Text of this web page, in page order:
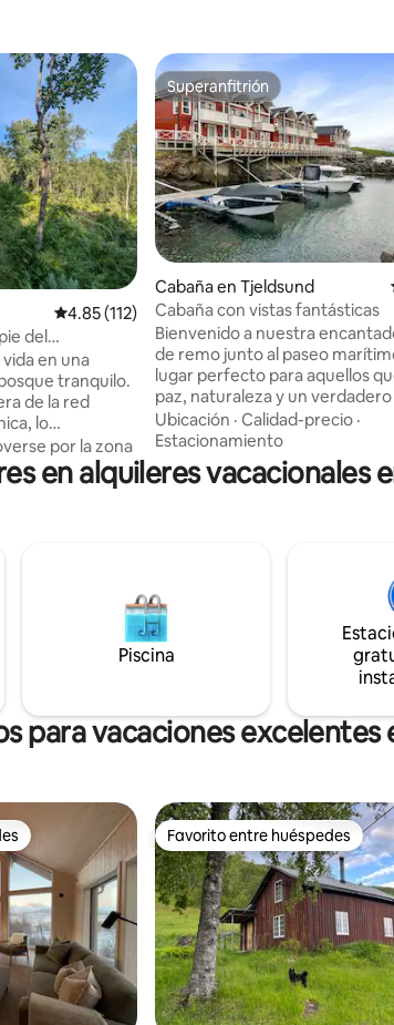
Calificación promedio: 4.85 de 5, 112 reseñas
4.85 (112)
del
en una
tranquilo.
de la red
lo
como para
del
24/7 cerca para
y carga
por la zona
Superanfitrión
Superanfitrión
Cabaña en Tjeldsund
Cabaña con vistas fantásticas
Bienvenido a nuestra
de remo junto al paseo
lugar perfecto para aquellos
paz, naturaleza y un verdadero
costero del norte de Noruega.
puedes disfrutar de las vistas al
pescar desde las montañas y
por completo en un entorno
poca distancia en coche de la
comestibles y de todo lo que
Aquí disfrutarás de la
comodidad.
Ubicación · Calidad-precio ·
Estacionamiento
en alquileres vacacionales
Piscina
para vacaciones excelentes
Favorito entre huéspedes
Favorito entre huéspedes